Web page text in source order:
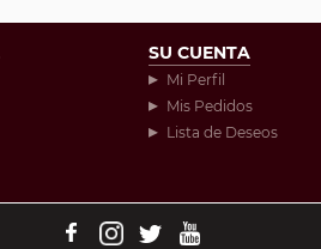
SU CUENTA
Mi Perfil
Mis Pedidos
Lista de Deseos